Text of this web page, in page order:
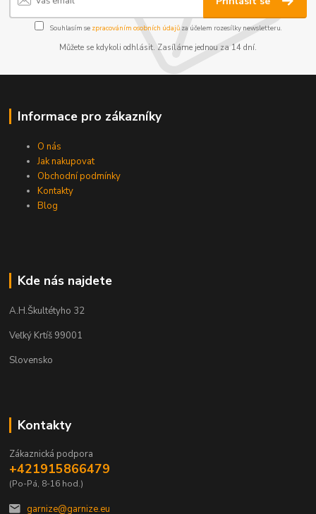
Souhlasím se zpracováním osobních údajůza účelem rozesílky newsletteru.
Můžete se kdykoli odhlásit. Zasíláme jednou za 14 dní.
Informace pro zákazníky
O nás
Jak nakupovat
Obchodní podmínky
Kontakty
Blog
Kde nás najdete
A.H.Škultétyho 32
Veľký Krtíš 99001
Slovensko
Kontakty
Zákaznická podpora
+421915866479
(Po-Pá, 8-16 hod.)
garnize@garnize.eu